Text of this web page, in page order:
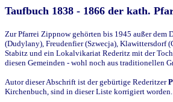
Taufbuch 1838 - 1866 der kath.
Zur Pfarrei Zippnow gehörten bis 1945 außer
(Dudylany), Freudenfier (Szwecja), Klawittersdorf
Stabitz und ein Lokalvikariat Rederitz mit der
diesen Gemeinden - wohl noch aus traditionellen
Autor dieser Abschrift ist der gebürtige Rederitzer
Kirchenbuch, sind in dieser Liste korrigiert